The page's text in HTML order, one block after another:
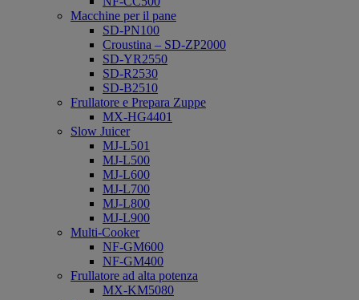
Macchine per il pane
SD-PN100
Croustina – SD-ZP2000
SD-YR2550
SD-R2530
SD-B2510
Frullatore e Prepara Zuppe
MX-HG4401
Slow Juicer
MJ-L501
MJ-L500
MJ-L600
MJ-L700
MJ-L800
MJ-L900
Multi-Cooker
NF-GM600
NF-GM400
Frullatore ad alta potenza
MX-KM5080